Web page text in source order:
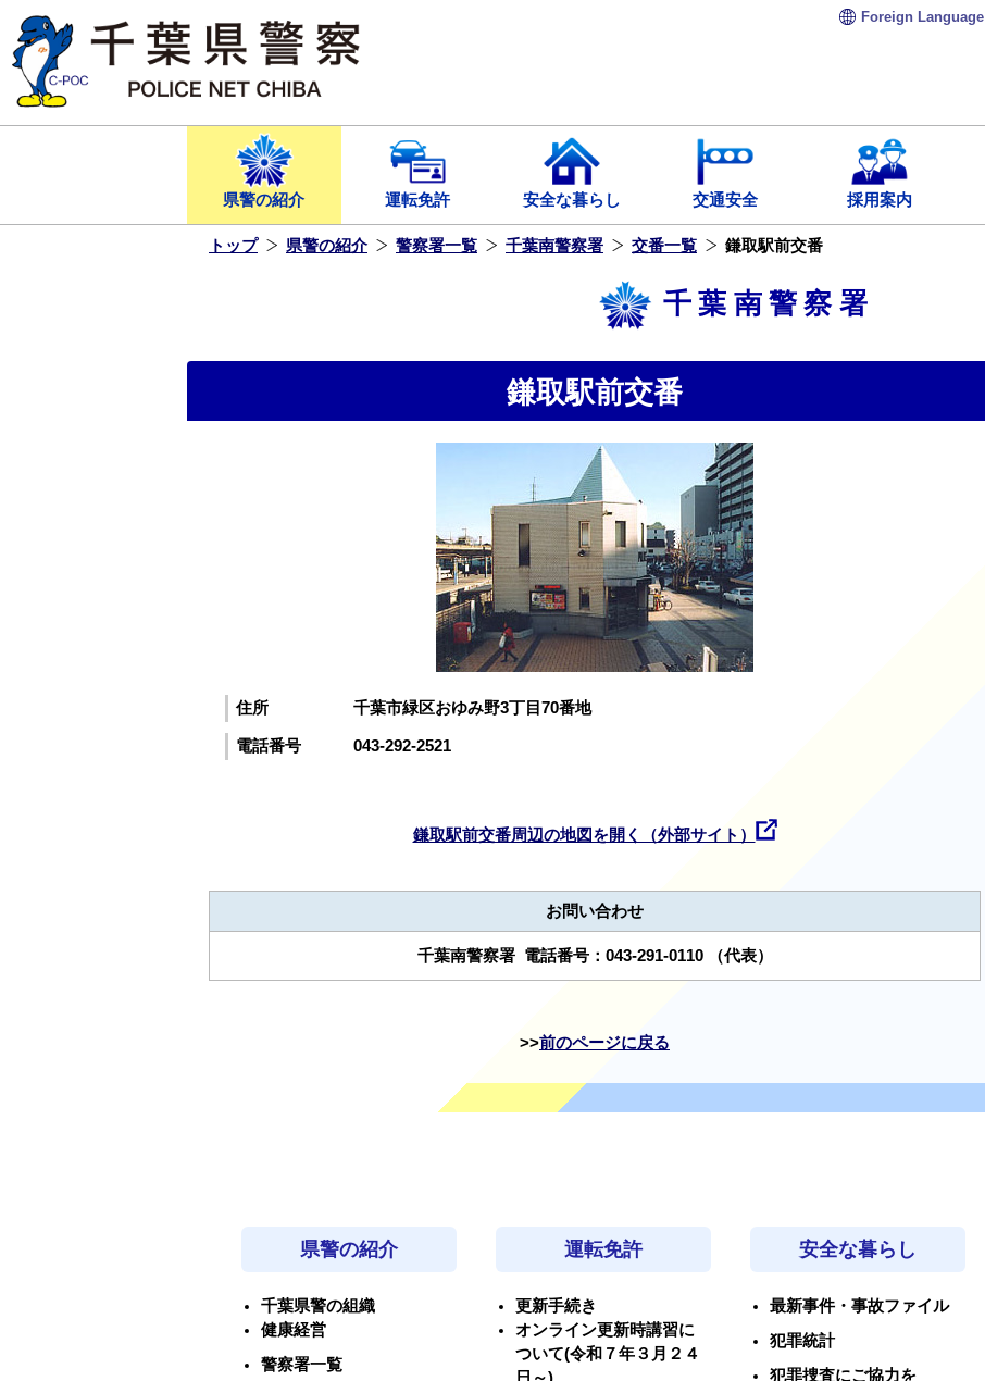
ス
キ
ま
Foreign Language
県警の紹介 運転免許 安全な暮らし 交通安全 採用案内
トップ 県警の紹介 警察署一覧 千葉南警察署 交番一覧 鎌取駅前交番
千葉南警察署
鎌取駅前交番
住所 千葉市緑区おゆみ野3丁目70番地
電話番号 043-292-2521
鎌取駅前交番周辺の地図を開く（外部サイト）
お問い合わせ
千葉南警察署 電話番号： 043-291-0110（代表）
前のページに戻る
県警の紹介
千葉県警の組織
健康経営
警察署一覧
運転免許
更新手続き
オンライン更新時講習に
ついて(令和７年３月２４
安全な暮らし
最新事件・事故ファイル
犯罪統計
犯罪捜査にご協力を